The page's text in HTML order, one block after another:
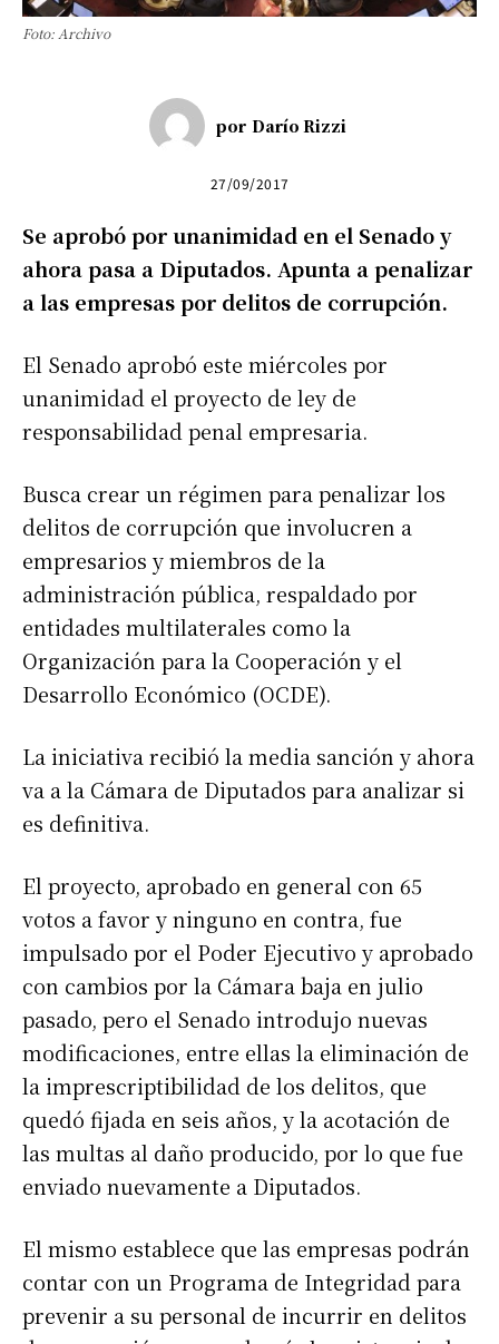
Foto: Archivo
por Darío Rizzi
27/09/2017
Se aprobó por unanimidad en el Senado y
ahora pasa a Diputados. Apunta a penalizar
a las empresas por delitos de corrupción.
El Senado aprobó este miércoles por
unanimidad el proyecto de ley de
responsabilidad penal empresaria.
Busca crear un régimen para penalizar los
delitos de corrupción que involucren a
empresarios y miembros de la
administración pública, respaldado por
entidades multilaterales como la
Organización para la Cooperación y el
Desarrollo Económico (OCDE).
La iniciativa recibió la media sanción y ahora
va a la Cámara de Diputados para analizar si
es definitiva.
El proyecto, aprobado en general con 65
votos a favor y ninguno en contra, fue
impulsado por el Poder Ejecutivo y aprobado
con cambios por la Cámara baja en julio
pasado, pero el Senado introdujo nuevas
modificaciones, entre ellas la eliminación de
la imprescriptibilidad de los delitos, que
quedó fijada en seis años, y la acotación de
las multas al daño producido, por lo que fue
enviado nuevamente a Diputados.
El mismo establece que las empresas podrán
contar con un Programa de Integridad para
prevenir a su personal de incurrir en delitos